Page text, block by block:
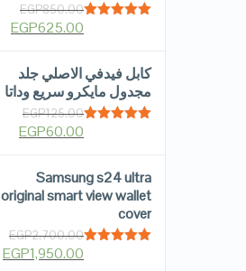
EGP850.00
EGP625.00
كابل فيدفي الاصلي جلد
مجدول مايكرو سريع وداتا
EGP125.00
EGP60.00
Samsung s24 ultra
original smart view wallet
cover
EGP2,700.00
EGP1,950.00